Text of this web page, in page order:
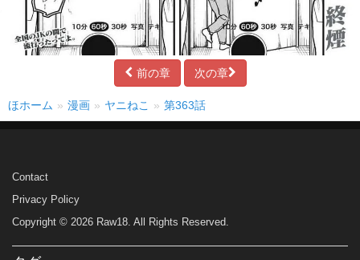
前の章 次の章
ほホーム 漫画 ヤニねこ 第363話
Contact
Privacy Policy
Copyright © 2026 Raw18. All Rights Reserved.